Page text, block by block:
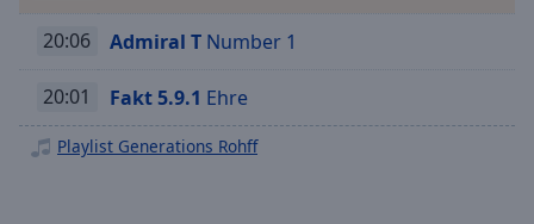
selected
Track
Picture-
in-
Générations New Jack
Générations Girl
Generations Wati B
20:06 Admiral T Number 1
20:01 Fakt 5.9.1 Ehre
Playlist Generations Rohff